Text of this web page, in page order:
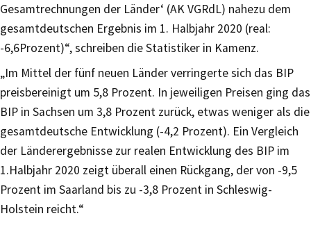
Gesamtrechnungen der Länder‘ (AK VGRdL) nahezu dem
gesamtdeutschen Ergebnis im 1. Halbjahr 2020 (real:
-6,6Prozent)“, schreiben die Statistiker in Kamenz.
„Im Mittel der fünf neuen Länder verringerte sich das BIP
preisbereinigt um 5,8 Prozent. In jeweiligen Preisen ging das
BIP in Sachsen um 3,8 Prozent zurück, etwas weniger als die
gesamtdeutsche Entwicklung (-4,2 Prozent). Ein Vergleich
der Länderergebnisse zur realen Entwicklung des BIP im
1.Halbjahr 2020 zeigt überall einen Rückgang, der von -9,5
Prozent im Saarland bis zu -3,8 Prozent in Schleswig-
Holstein reicht.“